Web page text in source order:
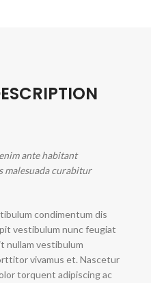
ante habitant
malesuada curabitur
condimentum dis
vestibulum nunc feugiat
nullam vestibulum
vivamus et. Nascetur
torquent adipiscing ac